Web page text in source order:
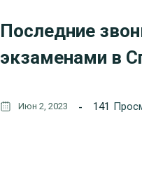
Последние
экзаменами в
Июн 2, 2023 141